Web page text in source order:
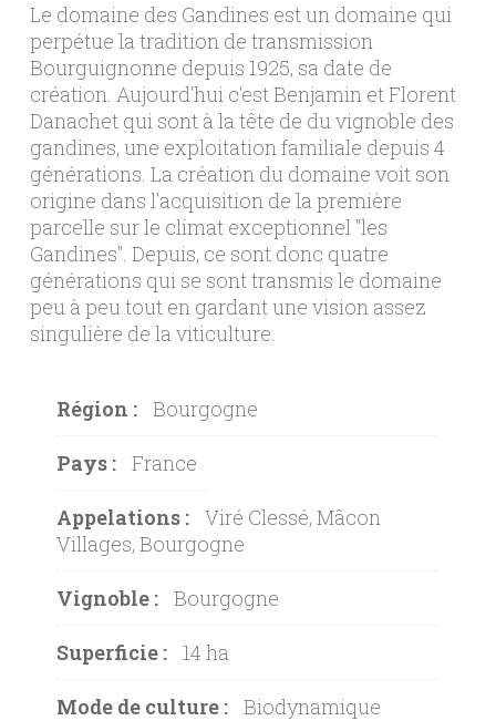
Le domaine des Gandines est un domaine qui
perpétue la tradition de transmission
Bourguignonne depuis 1925, sa date de
création. Aujourd'hui c'est Benjamin et Florent
Danachet qui sont à la tête de du vignoble des
gandines, une exploitation familiale depuis 4
générations. La création du domaine voit son
origine dans l'acquisition de la première
parcelle sur le climat exceptionnel "les
Gandines". Depuis, ce sont donc quatre
générations qui se sont transmis le domaine
peu à peu tout en gardant une vision assez
singulière de la viticulture.
Région : Bourgogne
Pays : France
Appelations :
Viré Clessé, Mâcon
Villages, Bourgogne
Vignoble : Bourgogne
Superficie : 14 ha
Mode de culture : Biodynamique